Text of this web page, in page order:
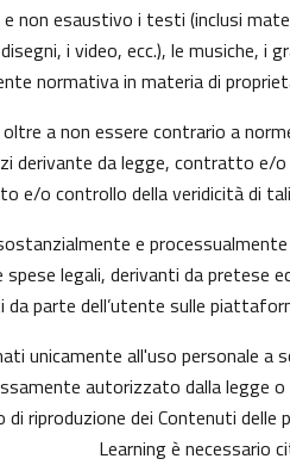
non esaustivo i testi (inclusi
i video, ecc.), le musiche, i
normativa in materia di
a non essere contrario a
derivante da legge, contratto e/o
e/o controllo della veridicità di
e processualmente
legali, derivanti da pretese
parte dell’utente sulle
unicamente all'uso personale a
autorizzato dalla legge
riproduzione dei Contenuti
Learning è necessario